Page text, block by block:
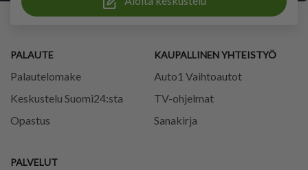
PALAUTE
Palautelomake
Keskustelu Suomi24:sta
Opastus
PALVELUT
KAUPALLINEN YHTEISTYÖ
Auto1 Vaihtoautot
TV-ohjelmat
Sanakirja